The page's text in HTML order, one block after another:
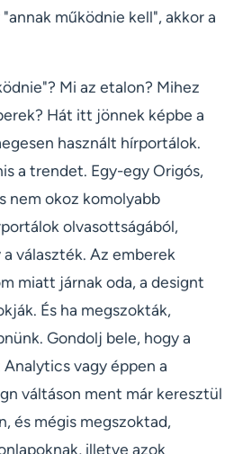
működnie kell", akkor a
Mi az etalon? Mihez
Hát itt jönnek képbe a
használt hírportálok.
a trendet. Egy-egy Origós,
nem okoz komolyabb
olvasottságából,
választék. Az emberek
miatt járnak oda, a designt
És ha megszokták,
Gondolj bele, hogy a
vagy éppen a
váltáson ment már keresztül
és mégis megszoktad,
illetve azok